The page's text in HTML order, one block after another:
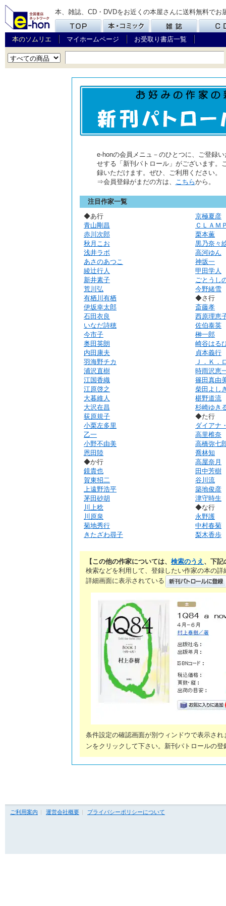
本、雑誌、CD・DVDをお近くの本屋さんに送料無料でお
本のソムリエ マイホームページ お受取り書店一覧
e-honの会員メニュ－のひとつに、ご登録
せする「新刊パトロール」がございます。
録いただけます。ぜひ、ご利用ください。
⇒会員登録がまだの方は、 こちらから。
注目作家一覧
◆あ行
青山剛昌
赤川次郎
秋月こお
浅井ラボ
あさのあつこ
綾辻行人
新井素子
荒川弘
有栖川有栖
伊坂幸太郎
石田衣良
いなだ詩穂
今市子
奥田英朗
内田康夫
羽海野チカ
浦沢直樹
江国香織
江原啓之
大暮維人
大沢在昌
荻原規子
小栗左多里
乙一
小野不由美
恩田陸
◆か行
鏡貴也
賀東招二
上遠野浩平
茅田砂胡
川上稔
川原泉
菊地秀行
きたざわ尋子
京極夏彦
ＣＬＡＭ
栗本薫
黒乃奈々
高河ゆん
神坂一
甲田学人
ごとうし
今野緒雪
◆さ行
斎藤孝
西原理恵
佐伯泰英
榊一郎
崎谷はる
貞本義行
Ｊ．Ｋ．
時雨沢恵
篠田真由
柴田よし
椹野道流
杉崎ゆき
◆た行
ダイアナ
高里椎奈
高橋弥七
喬林知
高屋奈月
田中芳樹
谷川流
築地俊彦
津守時生
◆な行
永野護
中村春菊
梨木香歩
【この他の作家については、 検索のうえ 、下記
検索などを利用して、登録したい作家の本の
詳細画面に表示されている
条件設定の確認画面が別ウィンドウで表示さ
ンをクリックして下さい。新刊パトロールの
ご利用案内 運営会社概要 プライバシーポリシーについて